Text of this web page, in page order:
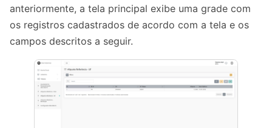
anteriormente, a tela principal exibe uma grade com
os registros cadastrados de acordo com a tela e os
campos descritos a seguir.